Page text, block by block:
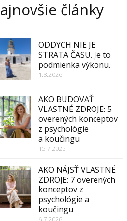
články
ODDYCH NIE JE
STRATA ČASU. Je to
podmienka výkonu.
1.8.2026
AKO BUDOVAŤ
VLASTNÉ ZDROJE: 5
overených konceptov
z psychológie
a koučingu
15.7.2026
AKO NÁJSŤ VLASTNÉ
ZDROJE: 7 overených
konceptov z
psychológie a
koučingu
6.7.2026